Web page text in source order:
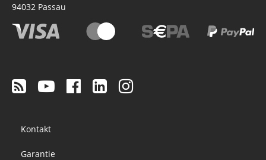
94032 Passau
menu
Kontakt
Garantie